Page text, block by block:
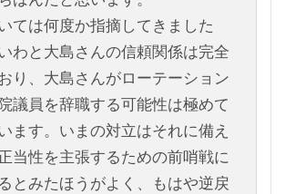
ては何度か指摘してきました
わと大島さんの信頼関係は完全
り、大島さんがローテーション
議員を辞職する可能性は極めて
ます。いまの対立はそれに備え
当性を主張するための前哨戦に
とみたほうがよく、もはや逆戻